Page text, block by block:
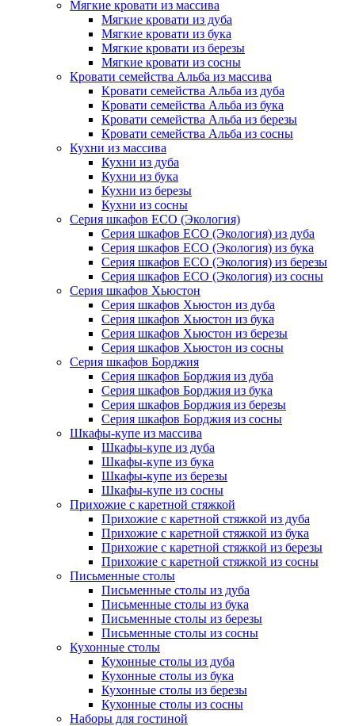
Мягкие кровати из массива
Мягкие кровати из дуба
Мягкие кровати из бука
Мягкие кровати из березы
Мягкие кровати из сосны
Кровати семейства Альба из массива
Кровати семейства Альба из дуба
Кровати семейства Альба из бука
Кровати семейства Альба из березы
Кровати семейства Альба из сосны
Кухни из массива
Кухни из дуба
Кухни из бука
Кухни из березы
Кухни из сосны
Серия шкафов ECO (Экология)
Серия шкафов ECO (Экология) из дуба
Серия шкафов ECO (Экология) из бука
Серия шкафов ECO (Экология) из березы
Серия шкафов ECO (Экология) из сосны
Серия шкафов Хьюстон
Серия шкафов Хьюстон из дуба
Серия шкафов Хьюстон из бука
Серия шкафов Хьюстон из березы
Серия шкафов Хьюстон из сосны
Серия шкафов Борджия
Серия шкафов Борджия из дуба
Серия шкафов Борджия из бука
Серия шкафов Борджия из березы
Серия шкафов Борджия из сосны
Шкафы-купе из массива
Шкафы-купе из дуба
Шкафы-купе из бука
Шкафы-купе из березы
Шкафы-купе из сосны
Прихожие с каретной стяжкой
Прихожие с каретной стяжкой из дуба
Прихожие с каретной стяжкой из бука
Прихожие с каретной стяжкой из березы
Прихожие с каретной стяжкой из сосны
Письменные столы
Письменные столы из дуба
Письменные столы из бука
Письменные столы из березы
Письменные столы из сосны
Кухонные столы
Кухонные столы из дуба
Кухонные столы из бука
Кухонные столы из березы
Кухонные столы из сосны
Наборы для гостиной